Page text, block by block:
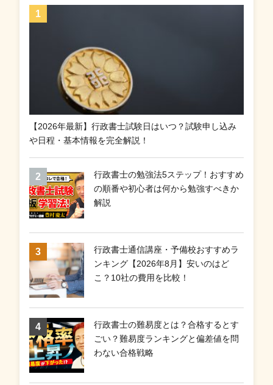
【2026年最新】行政書士試験日はいつ？試験申し込み
や日程・基本情報を完全解説！
行政書士の勉強法5ステップ！おすすめ
の順番や初心者は何から勉強すべきか
解説
行政書士通信講座・予備校おすすめラ
ンキング【2026年8月】安いのはど
こ？10社の費用を比較！
行政書士の難易度とは？合格するとす
ごい？難易度ランキングと偏差値を問
わない合格戦略